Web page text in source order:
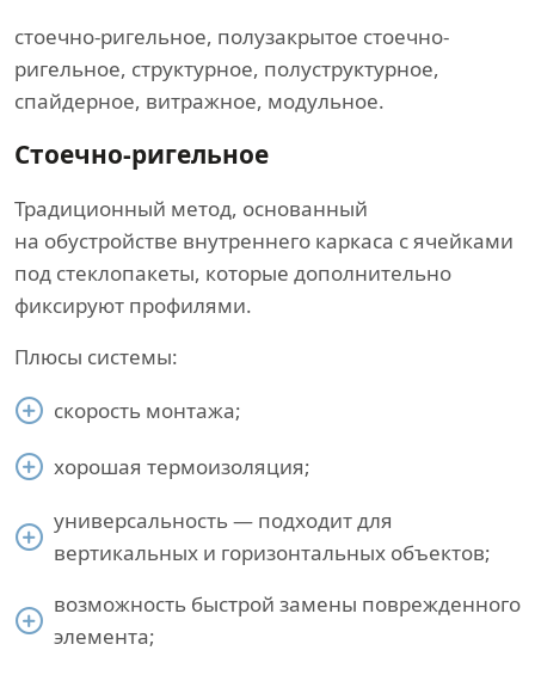
стоечно-ригельное, полузакрытое стоечно-
ригельное, структурное, полуструктурное,
спайдерное, витражное, модульное.
Стоечно-ригельное
Традиционный метод, основанный
на обустройстве внутреннего каркаса с ячейками
под стеклопакеты, которые дополнительно
фиксируют профилями.
Плюсы системы:
скорость монтажа;
хорошая термоизоляция;
универсальность — подходит для
вертикальных и горизонтальных объектов;
возможность быстрой замены поврежденного
элемента;